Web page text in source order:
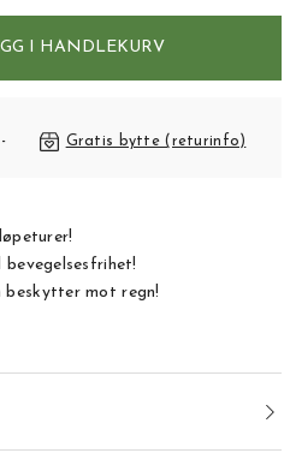
I HANDLEKURV
Gratis bytte (returinfo)
beskytter mot regn!